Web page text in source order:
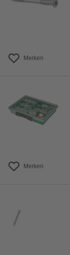
Merken
Merken